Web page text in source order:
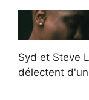
Syd et Steve
délectent